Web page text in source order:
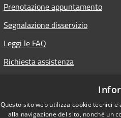
Prenotazione appuntamento
Segnalazione disservizio
Leggi le FAQ
Richiesta assistenza
Questo sito web utilizza cookie tecnici
alla navigazione del sito, nonché un